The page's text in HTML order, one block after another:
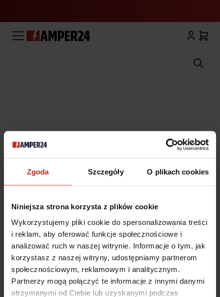
Zgoda Szczegóły O plikach cookies
Niniejsza strona korzysta z plików cookie
Wykorzystujemy pliki cookie do spersonalizowania treści
i reklam, aby oferować funkcje społecznościowe i
analizować ruch w naszej witrynie. Informacje o tym, jak
korzystasz z naszej witryny, udostępniamy partnerom
społecznościowym, reklamowym i analitycznym.
Partnerzy mogą połączyć te informacje z innymi danymi
otrzymanymi od Ciebie lub uzyskanymi podczas